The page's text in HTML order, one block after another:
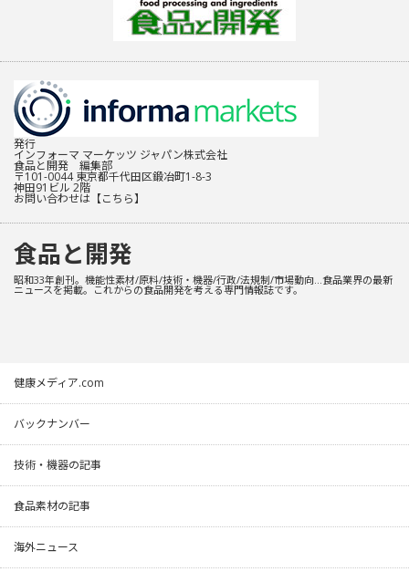
発行
インフォーマ マーケッツ ジャパン株式会社
食品と開発 編集部
〒101-0044 東京都千代田区鍛冶町1-8-3
神田91ビル 2階
お問い合わせは 【こちら】
食品と開発
昭和33年創刊。機能性素材/原料/技術・機器/行政/法規制/市場動向…食品業界の最新
ニュースを掲載。これからの食品開発を考える専門情報誌です。
健康メディア.com
バックナンバー
技術・機器の記事
食品素材の記事
海外ニュース